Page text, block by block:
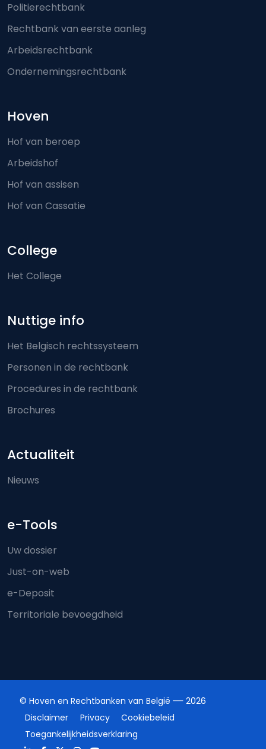
Politierechtbank
Rechtbank van eerste aanleg
Arbeidsrechtbank
Ondernemingsrechtbank
Hoven
Hof van beroep
Arbeidshof
Hof van assisen
Hof van Cassatie
College
Het College
Nuttige info
Het Belgisch rechtssysteem
Personen in de rechtbank
Procedures in de rechtbank
Brochures
Actualiteit
Nieuws
e-Tools
Uw dossier
Just-on-web
e-Deposit
Territoriale bevoegdheid
© Hoven en Rechtbanken van België
2026
Disclaimer
Privacy
Cookiebeleid
Toegankelijkheidsverklaring